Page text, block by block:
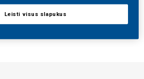
Leisti visus slapukus